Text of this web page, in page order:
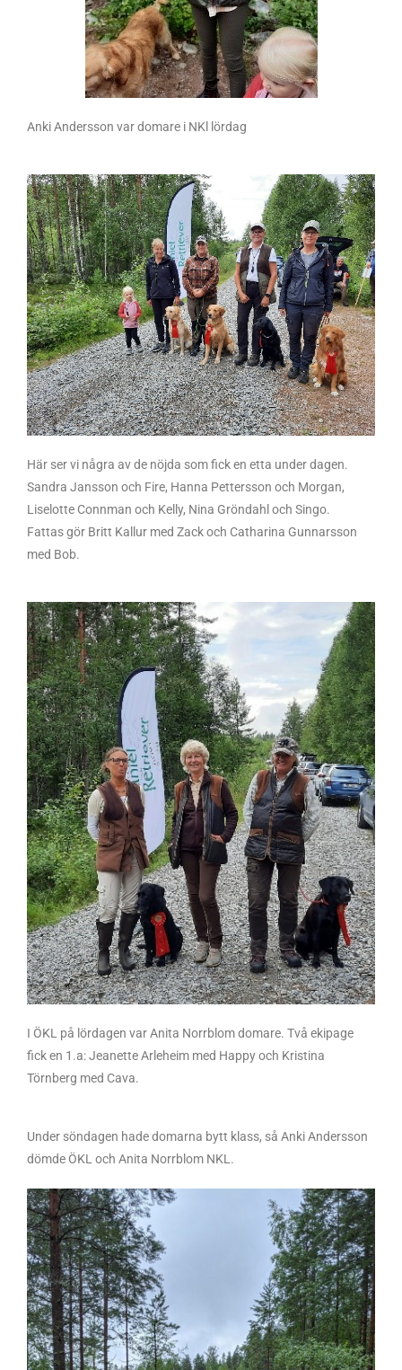
Anki Andersson var domare i NKl lördag
Här ser vi några av de nöjda som fick en etta under dagen.
Sandra Jansson och Fire, Hanna Pettersson och Morgan,
Liselotte Connman och Kelly, Nina Gröndahl och Singo.
Fattas gör Britt Kallur med Zack och Catharina Gunnarsson
med Bob.
I ÖKL på lördagen var Anita Norrblom domare. Två ekipage
fick en 1.a: Jeanette Arleheim med Happy och Kristina
Törnberg med Cava.
Under söndagen hade domarna bytt klass, så Anki Andersson
dömde ÖKL och Anita Norrblom NKL.